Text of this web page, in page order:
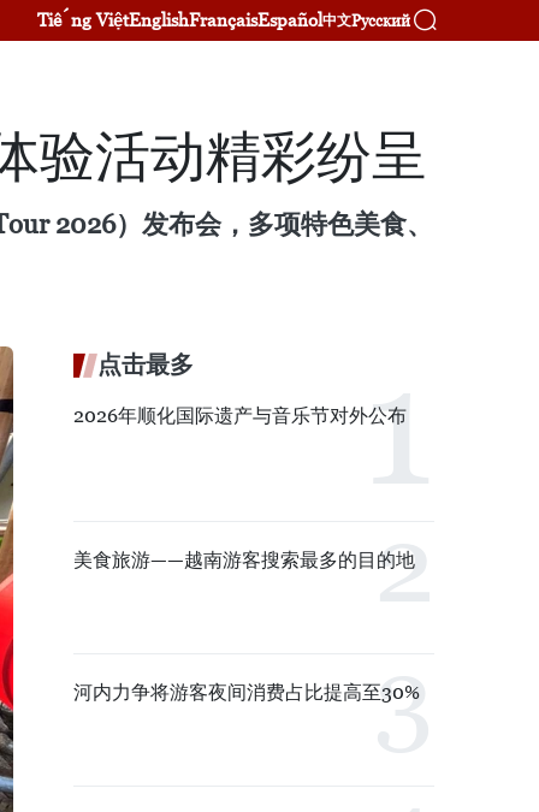
Tiếng ViệtEnglishFrançaisEspañol中文Русский
验活动精彩纷呈
2026）发布会，多项特色美食、
点击最多
2026年顺化国际遗产与音乐节对外公布
美食旅游——越南游客搜索最多的目的地
河内力争将游客夜间消费占比提高至30%